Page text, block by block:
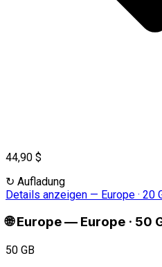
44,90 $
↻ Aufladung
Details anzeigen — Europe · 20
🌐 Europe— Europe · 50
50 GB